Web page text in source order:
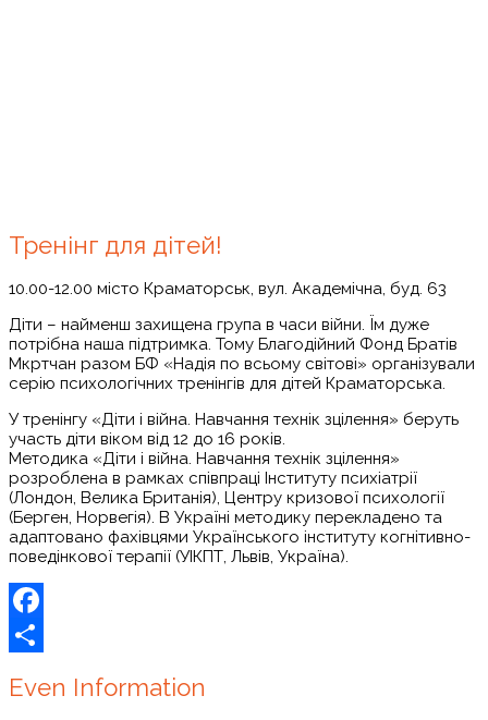
Тренінг для дітей!
10.00-12.00 місто Краматорськ, вул. Академічна, буд. 63
Діти – найменш захищена група в часи війни. Їм дуже
потрібна наша підтримка. Тому Благодійний Фонд Братів
Мкртчан разом БФ «Надія по всьому світові» організували
серію психологічних тренінгів для дітей Краматорська.
У тренінгу «Діти і війна. Навчання технік зцілення» беруть
участь діти віком від 12 до 16 років.
Методика «Діти і війна. Навчання технік зцілення»
розроблена в рамках співпраці Інституту психіатрії
(Лондон, Велика Британія), Центру кризової психології
(Берген, Норвегія). В Україні методику перекладено та
адаптовано фахівцями Українського інституту когнітивно-
поведінкової терапії (УІКПТ, Львів, Україна).
Facebook
Even Information